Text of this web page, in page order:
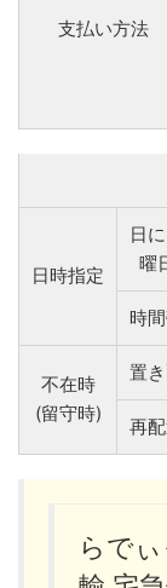
支払い方法
日時指定
日
曜
時
不在時
(留守時)
置
再
らで